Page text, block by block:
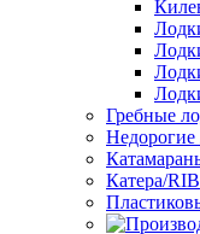
Гребные
Недорогие
Катера/RIB